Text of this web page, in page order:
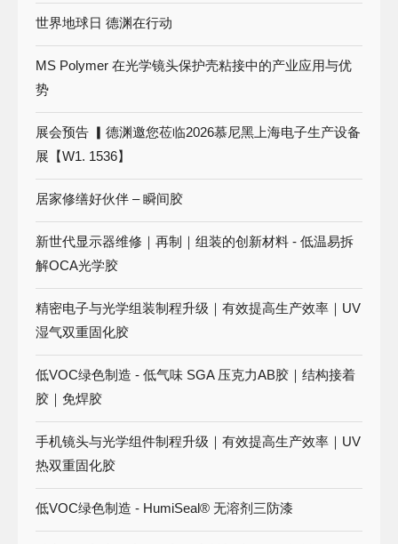
世界地球日 德渊在行动
MS Polymer 在光学镜头保护壳粘接中的产业应用与优
势
展会预告 ▎德渊邀您莅临2026慕尼黑上海电子生产设备
展【W1. 1536】
居家修缮好伙伴 – 瞬间胶
新世代显示器维修｜再制｜组装的创新材料 - 低温易拆
解OCA光学胶
精密电子与光学组装制程升级｜有效提高生产效率｜UV
湿气双重固化胶
低VOC绿色制造 - 低气味 SGA 压克力AB胶｜结构接着
胶｜免焊胶
手机镜头与光学组件制程升级｜有效提高生产效率｜UV
热双重固化胶
低VOC绿色制造 - HumiSeal® 无溶剂三防漆